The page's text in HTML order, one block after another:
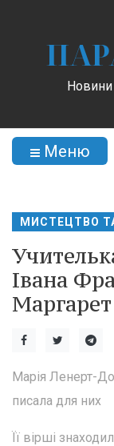
Новини
Меню
МИСТЕЦТВО
Івана
Марія Ленерт-
писала для них
Її вірші